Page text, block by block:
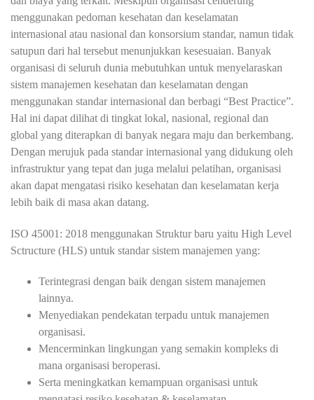
menggunakan pedoman kesehatan dan keselamatan
internasional atau nasional dan konsorsium standar, namun tidak
satupun dari hal tersebut menunjukkan kesesuaian. Banyak
organisasi di seluruh dunia mebutuhkan untuk menyelaraskan
sistem manajemen kesehatan dan keselamatan dengan
menggunakan standar internasional dan berbagi “Best Practice”.
Hal ini dapat dilihat di tingkat lokal, nasional, regional dan
global yang diterapkan di banyak negara maju dan berkembang.
Dengan merujuk pada standar internasional yang didukung oleh
infrastruktur yang tepat dan juga melalui pelatihan, organisasi
akan dapat mengatasi risiko kesehatan dan keselamatan kerja
lebih baik di masa akan datang.
ISO 45001: 2018 menggunakan Struktur baru yaitu High Level
Sctructure (HLS) untuk standar sistem manajemen yang:
Terintegrasi dengan baik dengan sistem manajemen
lainnya.
Menyediakan pendekatan terpadu untuk manajemen
organisasi.
Mencerminkan lingkungan yang semakin kompleks di
mana organisasi beroperasi.
Serta meningkatkan kemampuan organisasi untuk